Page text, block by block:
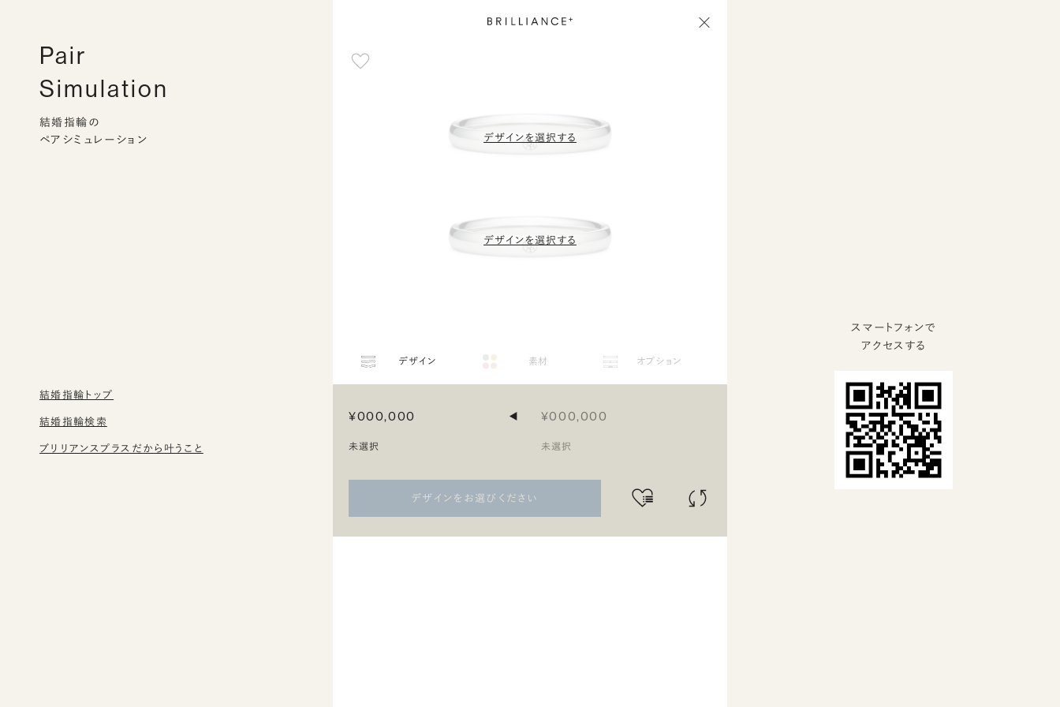
Pair
Simulation
結婚指輪の
ペアシミュレーション
結婚指輪トップ
結婚指輪検索
ブリリアンスプラスだから叶うこと
デザインを選択する
デザインを選択する
デザイン 素材 オプション
¥000,000
未選択
◀ ¥000,000
未選択
デザインをお選びください
スマートフォンで
アクセスする